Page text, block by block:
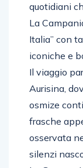
quotidiani
La
Italia” con
iconiche e
Il viaggio
Aurisina,
osmize
frasche
osservata
silenzi